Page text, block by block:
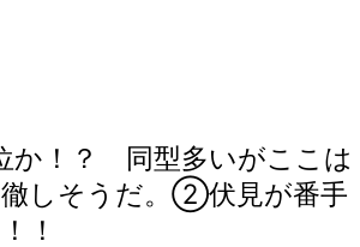
！？ 同型多いがここは
しそうだ。②伏見が番手
！